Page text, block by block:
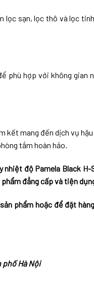
sạn, lọc thô và lọc
phù hợp với không gian
kết mang đến dịch vụ
tắm hoàn hảo.
độ Pamela Black H-
đẳng cấp và tiện
phẩm hoặc để đặt
phố Hà Nội